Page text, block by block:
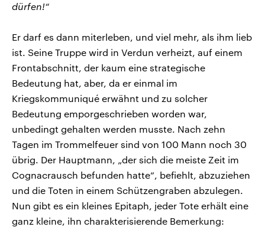
dürfen!“
Er darf es dann miterleben, und viel mehr, als ihm lieb
ist. Seine Truppe wird in Verdun verheizt, auf einem
Frontabschnitt, der kaum eine strategische
Bedeutung hat, aber, da er einmal im
Kriegskommuniqué erwähnt und zu solcher
Bedeutung emporgeschrieben worden war,
unbedingt gehalten werden musste. Nach zehn
Tagen im Trommelfeuer sind von 100 Mann noch 30
übrig. Der Hauptmann, „der sich die meiste Zeit im
Cognacrausch befunden hatte“, befiehlt, abzuziehen
und die Toten in einem Schützengraben abzulegen.
Nun gibt es ein kleines Epitaph, jeder Tote erhält eine
ganz kleine, ihn charakterisierende Bemerkung: